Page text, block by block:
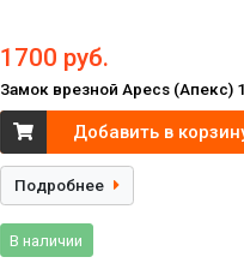
1700 руб.
Замок врезной Apecs (Апекс)
Добавить в
Подробнее
В наличии